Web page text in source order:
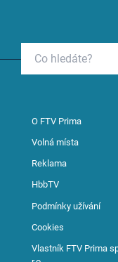
O FTV Prima
Volná místa
Reklama
HbbTV
Podmínky užívání
Cookies
Vlastník FTV Prima